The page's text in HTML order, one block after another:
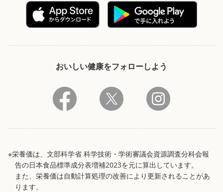
おいしい健康をフォローしよう
※栄養価は、文部科学省 科学技術・学術審議会資源調査分科会報
告の日本食品標準成分表増補2023を元に算出しています。
また、栄養価は自動計算処理の改善により更新されることがあ
ります。